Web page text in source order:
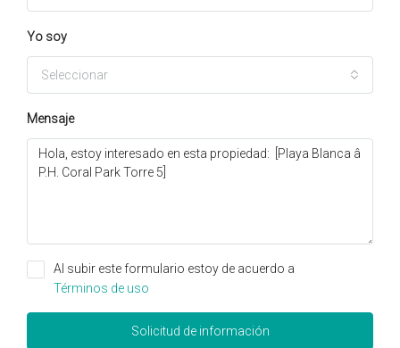
Yo soy
Seleccionar
Mensaje
Al subir este formulario estoy de acuerdo a
Términos de uso
Solicitud de información